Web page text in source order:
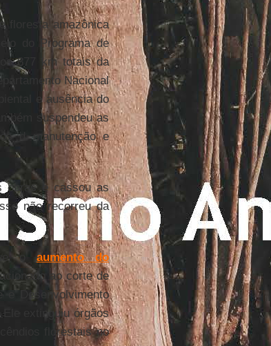
floresta amazônica
do Programa de
877 km totais da
Nacional
e ausência do
suspendeu as
d manutenção e
obras e cassou as
não recorreu da
o aumento do
ao corte de
e Desenvolvimento
extinguiu órgãos
florestais no